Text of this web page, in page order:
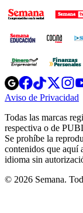
Opens
in
new
Opens
in
new
in
new
Aviso de Privacidad
Todas las marcas
respectiva o de
Se prohíbe la
contenidos que aquí
idioma sin
© 2026 Semana.